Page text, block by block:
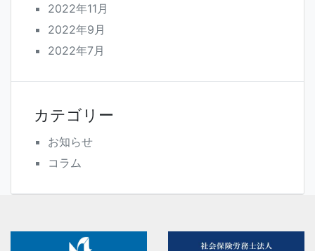
2022年11月
2022年9月
2022年7月
カテゴリー
お知らせ
コラム